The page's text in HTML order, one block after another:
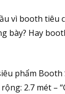
vì booth tiêu
bày? Hay
phẩm Booth
2.7 mét –